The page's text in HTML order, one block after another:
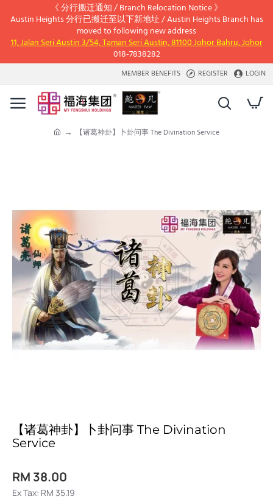
《 分行搬迁通知 / Branch Relocation Notice 》
Austin Heights 分行已搬迁至以下新地址 / Austin Heights Branch has
moved to following new address
11, Jalan Seri Austin 3/54, Taman Seri Austin, 81100 Johor Bahru, Johor
018-7838282
MEMBER BENEFITS REGISTER LOGIN
【诸葛神卦】卜卦问事 The Divination Service
【诸葛神卦】卜卦问事 The Divination
Service
RM 38.00
Ex Tax: RM 35.19